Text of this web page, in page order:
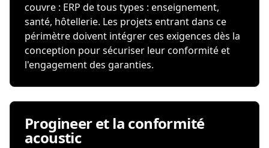
couvre : ERP de tous types : enseignement,
santé, hôtellerie. Les projets entrant dans ce
périmètre doivent intégrer ces exigences dès la
conception pour sécuriser leur conformité et
l'engagement des garanties.
Progineer et la conformité
acoustic